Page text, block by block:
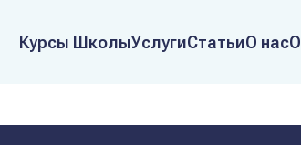
Курсы ШколыУслугиСтатьиО нас